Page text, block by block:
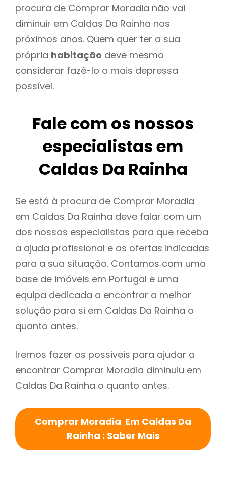
procura de Comprar Moradia não vai
diminuir em Caldas Da Rainha nos
próximos anos. Quem quer ter a sua
própria habitação deve mesmo
considerar fazê-lo o mais depressa
possível.
Fale com os nossos
especialistas em
Caldas Da Rainha
Se está à procura de Comprar Moradia
em Caldas Da Rainha deve falar com um
dos nossos especialistas para que receba
a ajuda profissional e as ofertas indicadas
para a sua situação. Contamos com uma
base de imóveis em Portugal e uma
equipa dedicada a encontrar a melhor
solução para si em Caldas Da Rainha o
quanto antes.
Iremos fazer os possiveis para ajudar a
encontrar Comprar Moradia diminuiu em
Caldas Da Rainha o quanto antes.
Comprar Moradia Em Caldas Da
Rainha : Saber Mais